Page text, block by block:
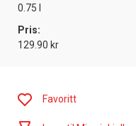
0.75 l
Pris:
129.90 kr
Favoritt